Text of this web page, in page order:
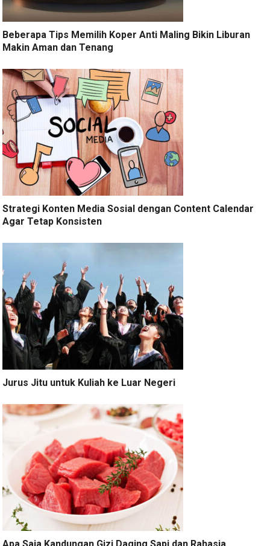
Beberapa Tips Memilih Koper Anti Maling Bikin Liburan
Makin Aman dan Tenang
Strategi Konten Media Sosial dengan Content Calendar
Agar Tetap Konsisten
Jurus Jitu untuk Kuliah ke Luar Negeri
Apa Saja Kandungan Gizi Daging Sapi dan Rahasia